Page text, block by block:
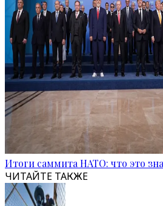
Итоги саммита НАТО: что это
ЧИТАЙТЕ ТАКЖЕ